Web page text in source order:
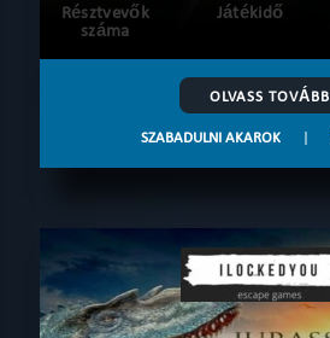
Résztvevők
száma
Játékidő
OLVASS TOVÁBB
SZABADULNI AKAROK |